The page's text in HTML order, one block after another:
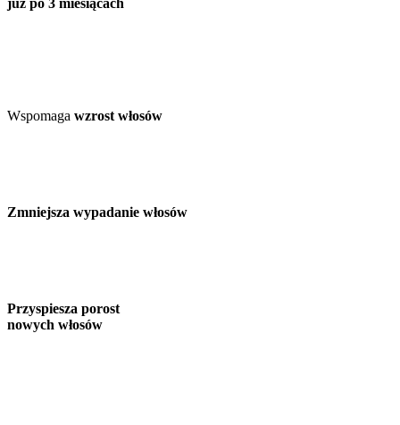
Wspomaga wzrost włosów
Zmniejsza wypadanie włosów
Przyspiesza porost
nowych włosów